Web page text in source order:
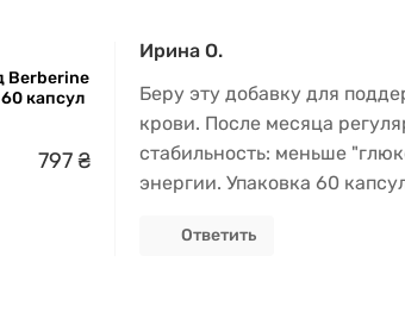
Berberine
капсул
797 ₴
Ирина О.
Беру эту добавку для
крови. После месяца
стабильность: меньше
энергии. Упаковка 60
Ответить